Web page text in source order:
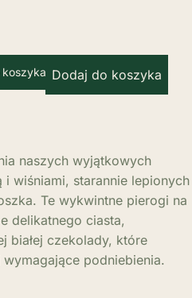
koszyka Dodaj do koszyka
naszych wyjątkowych
i wiśniami, starannie lepionych
Te wykwintne pierogi na
delikatnego ciasta,
białej czekolady, które
podniebienia.